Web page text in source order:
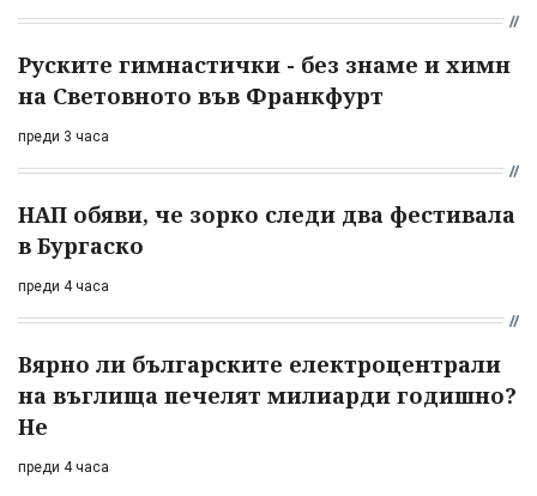
Руските гимнастички - без знаме и химн
на Световното във Франкфурт
преди 3 часа
НАП обяви, че зорко следи два фестивала
в Бургаско
преди 4 часа
Вярно ли българските електроцентрали
на въглища печелят милиарди годишно?
Не
преди 4 часа